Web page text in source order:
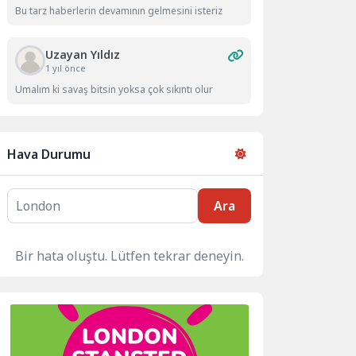
Bu tarz haberlerin devamının gelmesini isteriz
Uzayan Yıldız
1 yıl önce
Umalım ki savaş bitsin yoksa çok sıkıntı olur
Hava Durumu
Ara
Bir hata oluştu. Lütfen tekrar deneyin.